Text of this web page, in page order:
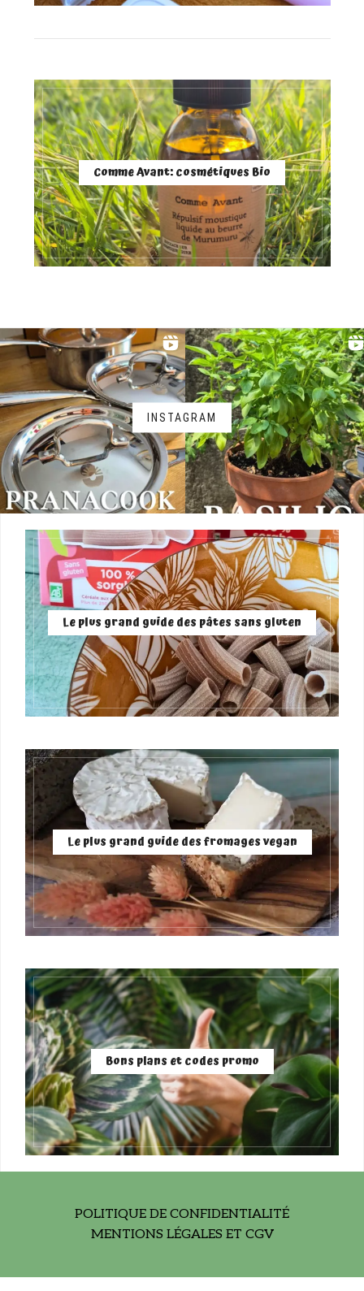
Comme Avant: cosmétiques Bio
INSTAGRAM
Le plus grand guide des pâtes sans gluten
Le plus grand guide des fromages vegan
Bons plans et codes promo
POLITIQUE DE CONFIDENTIALITÉ
MENTIONS LÉGALES ET CGV